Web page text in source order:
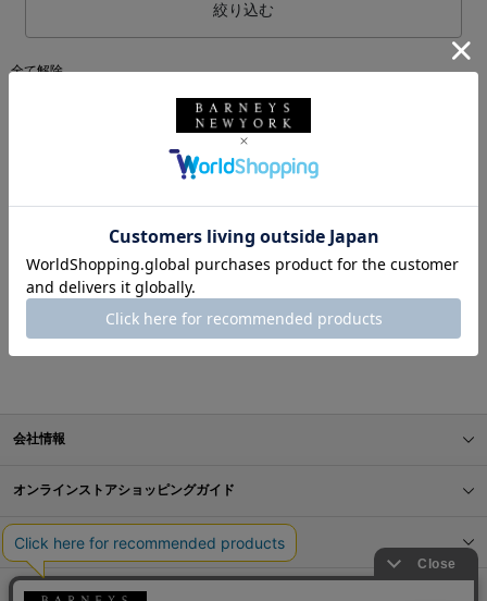
絞り込む
全て解除
BARNEYS NEW YORK ONLINE STORE スタイリング一覧
会社情報
オンラインストアショッピングガイド
店舗情報
サービス